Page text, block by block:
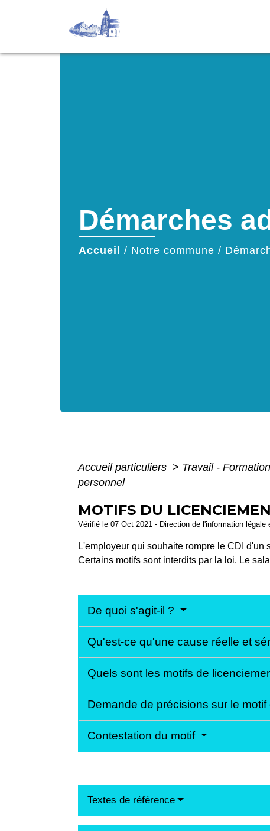
Démarches
Accueil / Notre commune /
Accueil particuliers > Travail - Formation
personnel
MOTIFS DU
Vérifié le 07 Oct 2021 - Direction de l'information
L'employeur qui souhaite rompre le CDI d'un
Certains motifs sont interdits par la loi. Le
De quoi s'agit-il ?
Qu'est-ce qu'une cause réelle et
Quels sont les motifs de
Demande de précisions sur le
Contestation du motif
Textes de référence